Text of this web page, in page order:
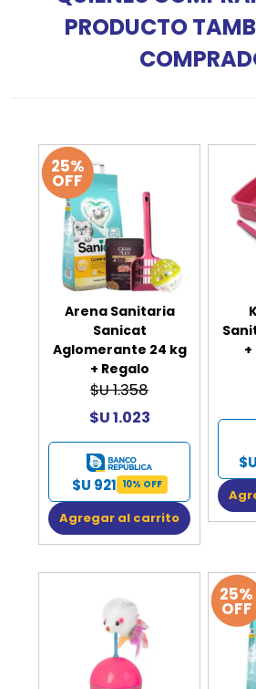
PRODUCTO
25%
OFF
Arena Sanitaria
Sanicat
Aglomerante 24 kg
+ Regalo
$U 1.358
$U 1.023
$U 921 10% OFF
Agregar al carrito
25%
OFF